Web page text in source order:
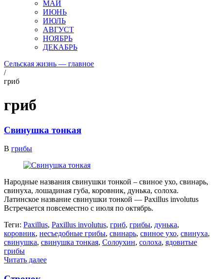
МАЙ
ИЮНЬ
ИЮЛЬ
АВГУСТ
НОЯБРЬ
ДЕКАБРЬ
Сельская жизнь — главное
/
гриб
гриб
Свинушка тонкая
В грибы
Народные названия свинушки тонкой – свиное ухо, свинарь,
свинуха, лошадиная губа, коровник, дунька, солоха.
Латинское название свинушки тонкой — Paxillus involutus
Встречается повсеместно с июля по октябрь.
Теги: Paxillus, Paxillus involutus, гриб, грибы, дунька,
коровник, несъедобные грибы, свинарь, свиное ухо, свинуха,
свинушка, свинушка тонкая, Солоухин, солоха, ядовитые
грибы
Читать далее